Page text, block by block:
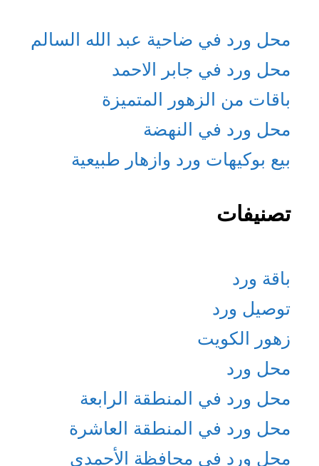
محل ورد في ضاحية عبد الله السالم
محل ورد في جابر الاحمد
باقات من الزهور المتميزة
محل ورد في النهضة
بيع بوكيهات ورد وازهار طبيعية
تصنيفات
باقة ورد
توصيل ورد
زهور الكويت
محل ورد
محل ورد في المنطقة الرابعة
محل ورد في المنطقة العاشرة
محل ورد في محافظة الأحمدي